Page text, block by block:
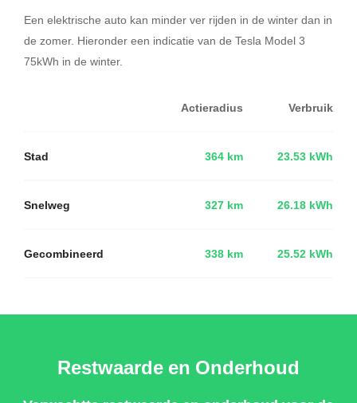
Een elektrische auto kan minder ver rijden in de winter dan in
de zomer. Hieronder een indicatie van de Tesla Model 3
75kWh in de winter.
Actieradius Verbruik
Stad 364 km 23.53 kWh
Snelweg 327 km 26.18 kWh
Gecombineerd 338 km 25.52 kWh
Restwaarde en Onderhoud